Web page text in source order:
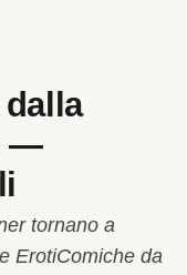
—
tornano a
ErotiComiche da